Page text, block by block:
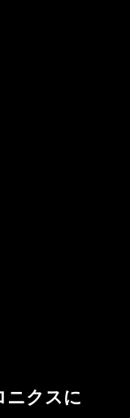
ニクスに